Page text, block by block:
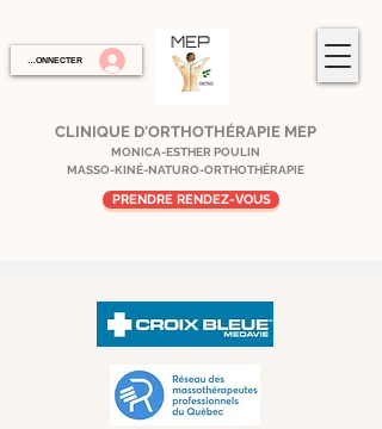
SE CONNECTER
CLINIQUE D'ORTHOTHÉRAPIE MEP
MONICA-ESTHER POULIN
MASSO-KINÉ-NATURO-ORTHOTHÉRAPIE
PRENDRE RENDEZ-VOUS